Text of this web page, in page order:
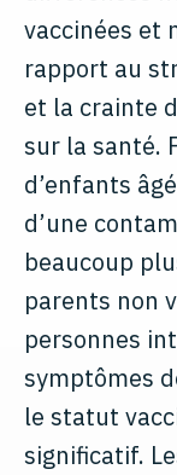
vaccinées et
rapport au
et la crainte
sur la santé.
d’enfants
d’une
beaucoup
parents non
personnes
symptômes
le statut
significatif.